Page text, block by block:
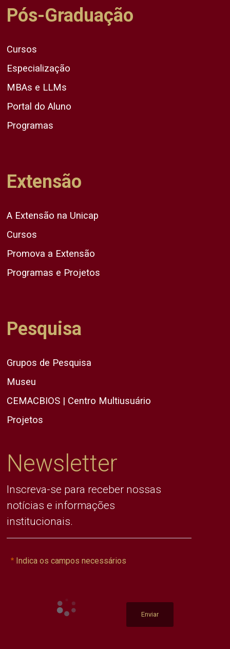
Pós-Graduação
Cursos
Especialização
MBAs e LLMs
Portal do Aluno
Programas
Extensão
A Extensão na Unicap
Cursos
Promova a Extensão
Programas e Projetos
Pesquisa
Grupos de Pesquisa
Museu
CEMACBIOS | Centro Multiusuário
Projetos
Newsletter
Inscreva-se para receber nossas
notícias e informações
institucionais.
Indica os campos necessários
Enviar